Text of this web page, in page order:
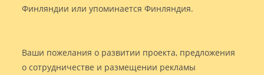
Финляндии или упоминается Финляндия.
Ваши пожелания о развитии проекта, предложения
о сотрудничестве и размещении рекламы